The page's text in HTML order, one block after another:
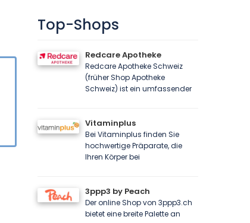
Top-Shops
Redcare Apotheke
Redcare Apotheke Schweiz
(früher Shop Apotheke
Schweiz) ist ein umfassender
Vitaminplus
Bei Vitaminplus finden Sie
hochwertige Präparate, die
Ihren Körper bei
3ppp3 by Peach
Der online Shop von 3ppp3.ch
bietet eine breite Palette an